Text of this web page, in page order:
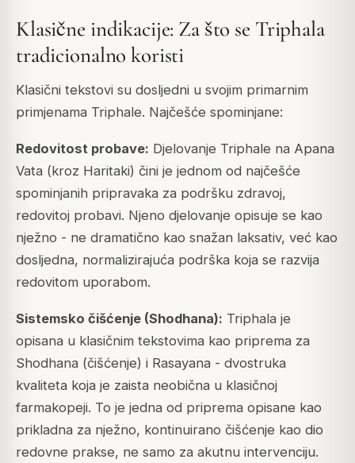
Klasične indikacije: Za što se Triphala
tradicionalno koristi
Klasični tekstovi su dosljedni u svojim primarnim
primjenama Triphale. Najčešće spominjane:
Redovitost probave: Djelovanje Triphale na Apana
Vata (kroz Haritaki) čini je jednom od najčešće
spominjanih pripravaka za podršku zdravoj,
redovitoj probavi. Njeno djelovanje opisuje se kao
nježno - ne dramatično kao snažan laksativ, već kao
dosljedna, normalizirajuća podrška koja se razvija
redovitom uporabom.
Sistemsko čišćenje (Shodhana): Triphala je
opisana u klasičnim tekstovima kao priprema za
Shodhana (čišćenje) i Rasayana - dvostruka
kvaliteta koja je zaista neobična u klasičnoj
farmakopeji. To je jedna od priprema opisane kao
prikladna za nježno, kontinuirano čišćenje kao dio
redovne prakse, ne samo za akutnu intervenciju.